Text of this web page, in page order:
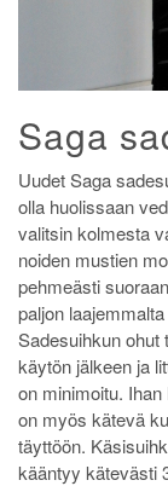
Saga
Uudet Saga
olla huolissaan
valitsin kolmesta
noiden mustien
pehmeästi
paljon
Sadesuihkun ohut
käytön jälkeen ja
on minimoitu.
on myös kätevä
täyttöön.
kääntyy kätevästi